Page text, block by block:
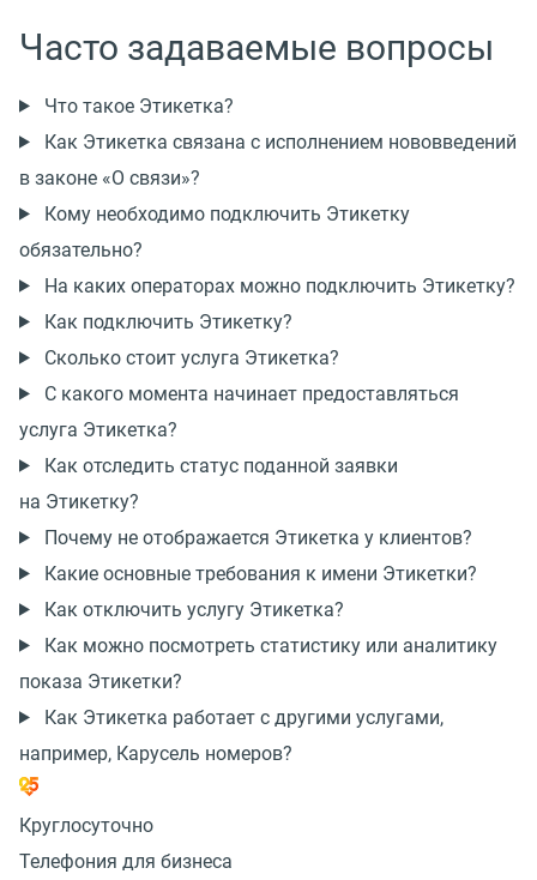
Часто задаваемые вопросы
Что такое Этикетка?
Как Этикетка связана с исполнением нововведений
в законе «О связи»?
Кому необходимо подключить Этикетку
обязательно?
На каких операторах можно подключить Этикетку?
Как подключить Этикетку?
Сколько стоит услуга Этикетка?
С какого момента начинает предоставляться
услуга Этикетка?
Как отследить статус поданной заявки
на Этикетку?
Почему не отображается Этикетка у клиентов?
Какие основные требования к имени Этикетки?
Как отключить услугу Этикетка?
Как можно посмотреть статистику или аналитику
показа Этикетки?
Как Этикетка работает с другими услугами,
например, Карусель номеров?
Круглосуточно
Телефония для бизнеса